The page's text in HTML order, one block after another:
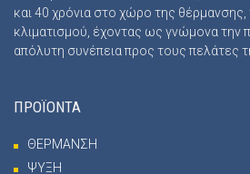
και 40 χρόνια στο χώρο της
κλιματισμού, έχοντας ως γνώμονα την
απόλυτη συνέπεια προς τους πελάτες
ΠΡΟΪΟΝΤΑ
ΘΕΡΜΑΝΣΗ
ΨΥΞΗ